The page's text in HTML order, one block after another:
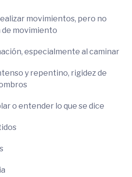
movimientos, pero no
de movimiento
especialmente al caminar
y repentino, rigidez de
o entender lo que se dice